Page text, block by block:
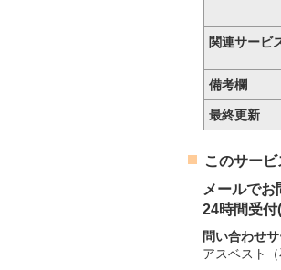
関連サービ
備考欄
最終更新
このサー
メールで
24時間受
問い合わせ
アスベスト